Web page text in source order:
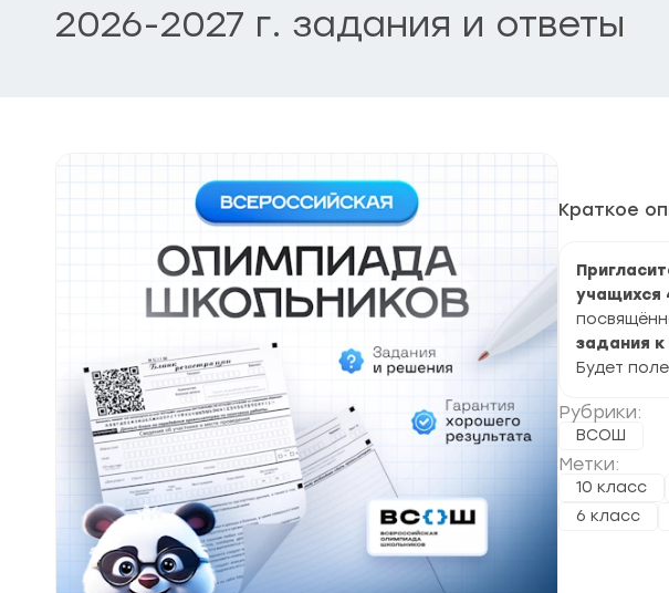
2026-2027 г. задания и ответы
Краткое
учащихся
задания
Будет
Рубрики:
ВСОШ
Метки:
10 класс
6 класс